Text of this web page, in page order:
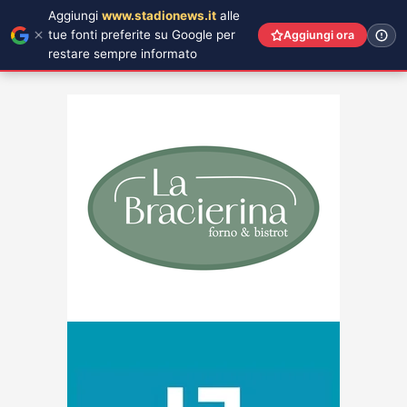
Aggiungi www.stadionews.it alle
tue fonti preferite su Google per
restare sempre informato
Aggiungi ora